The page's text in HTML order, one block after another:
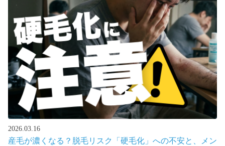
2026.03.16
産毛が濃くなる？脱毛リスク「硬毛化」への不安と、メン